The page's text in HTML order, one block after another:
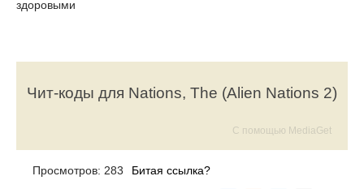
здоровыми
Чит-коды для Nations, The (Alien Nations 2)
С помощью MediaGet
Просмотров: 283 Битая ссылка?